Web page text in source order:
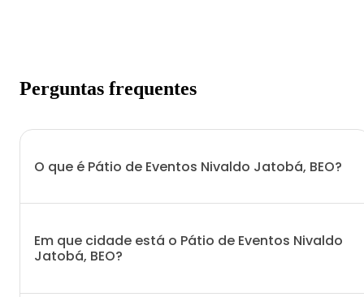
Perguntas frequentes
O que é Pátio de Eventos Nivaldo Jatobá, BEO?
Em que cidade está o Pátio de Eventos Nivaldo
Jatobá, BEO?